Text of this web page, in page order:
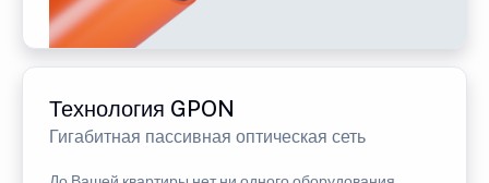
Технология GPON
Гигабитная пассивная оптическая сеть